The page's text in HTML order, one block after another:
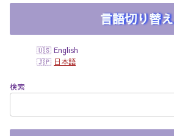
言語切り替え
English
日本語
検索